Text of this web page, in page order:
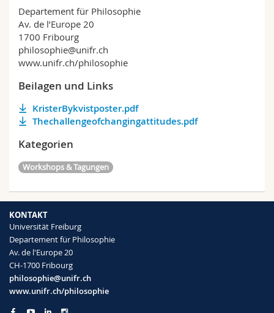
Departement für Philosophie
Av. de l’Europe 20
1700 Fribourg
philosophie@unifr.ch
www.unifr.ch/philosophie
Beilagen und Links
KristerBykvistposter.pdf
Thechallengeofchangingattitudes.pdf
Kategorien
Workshops & Tagungen
KONTAKT
Universität Freiburg
Departement für Philosophie
Av. de l'Europe 20
CH-1700 Fribourg
philosophie@unifr.ch
www.unifr.ch/philosophie